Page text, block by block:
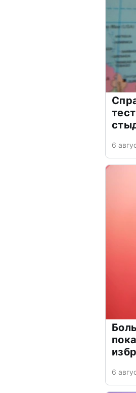
6
6